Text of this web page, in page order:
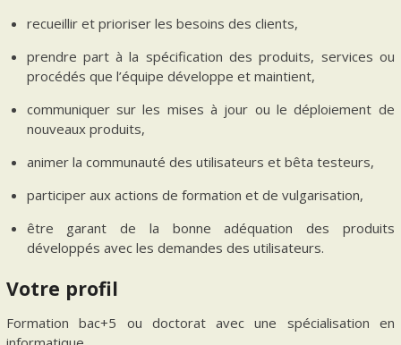
recueillir et prioriser les besoins des clients,
prendre part à la spécification des produits, services ou
procédés que l’équipe développe et maintient,
communiquer sur les mises à jour ou le déploiement de
nouveaux produits,
animer la communauté des utilisateurs et bêta testeurs,
participer aux actions de formation et de vulgarisation,
être garant de la bonne adéquation des produits
développés avec les demandes des utilisateurs.
Votre profil
Formation bac+5 ou doctorat avec une spécialisation en